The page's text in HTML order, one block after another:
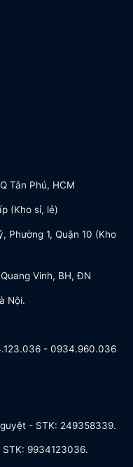
Tân Phú, HCM
(Kho sỉ, lẻ)
Phường 1, Quận 10 (Kho
Vinh, BH, ĐN
Nội.
- 0934.960.036
- STK: 249358339.
9934123036.